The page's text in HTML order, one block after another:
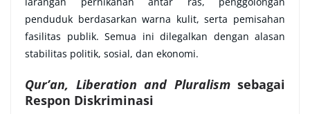
penduduk berdasarkan warna kulit, serta pemisahan
fasilitas publik. Semua ini dilegalkan dengan alasan
stabilitas politik, sosial, dan ekonomi.
Qur’an, Liberation and Pluralismsebagai
Respon Diskriminasi